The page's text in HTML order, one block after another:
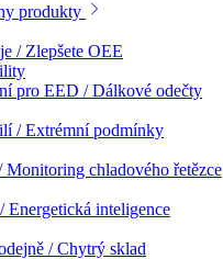
produkty
/ Zlepšete OEE
pro EED / Dálkové odečty
/ Extrémní podmínky
Monitoring chladového řetězce
Energetická inteligence
/ Chytrý sklad